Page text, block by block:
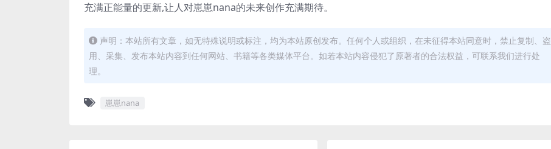
充满正能量的更新,让人对崽崽nana的未来创作充满期待。
声明：本站所有文章，如无特殊说明或标注，均为本站原创发布。任何个人或组织，在未征得本站同意时，禁止复制、盗
用、采集、发布本站内容到任何网站、书籍等各类媒体平台。如若本站内容侵犯了原著者的合法权益，可联系我们进行处
理。
崽崽nana